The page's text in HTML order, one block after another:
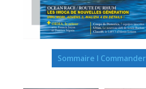
Sommaire I Commander